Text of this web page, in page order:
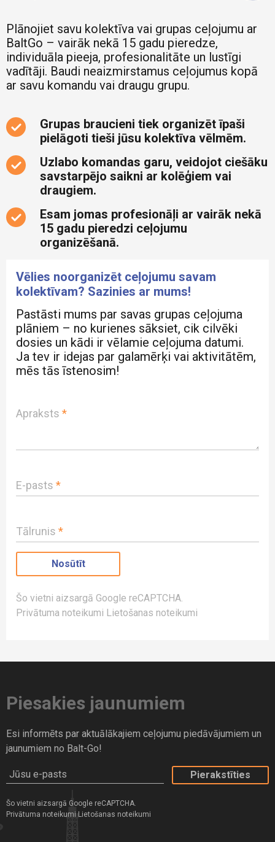
Plānojiet savu kolektīva vai grupas ceļojumu ar
BaltGo – vairāk nekā 15 gadu pieredze,
individuāla pieeja, profesionalitāte un lustīgi
vadītāji. Baudi neaizmirstamus ceļojumus kopā
ar savu komandu vai draugu grupu.
Grupas braucieni tiek organizēt īpaši
pielāgoti tieši jūsu kolektīva vēlmēm.
Uzlabo komandas garu, veidojot ciešāku
savstarpējo saikni ar kolēģiem vai
draugiem.
Esam jomas profesionāļi ar vairāk nekā
15 gadu pieredzi ceļojumu
organizēšanā.
Vēlies noorganizēt ceļojumu savam
kolektīvam? Sazinies ar mums!
Pastāsti mums par savas grupas ceļojuma
plāniem – no kurienes sāksiet, cik cilvēki
dosies un kādi ir vēlamie ceļojuma datumi.
Ja tev ir idejas par galamērķi vai aktivitātēm,
mēs tās īstenosim!
Apraksts *
E-pasts *
Tālrunis *
Šo vietni aizsargā Google reCAPTCHA.
Privātuma noteikumi Lietošanas noteikumi
Piesakies jaunumiem
Esi informēts par aktuālākajiem ceļojumu piedāvājumiem un
jaunumiem no Balt-Go!
Jūsu e-pasts
Šo vietni aizsargā Google reCAPTCHA.
Privātuma noteikumi Lietošanas noteikumi